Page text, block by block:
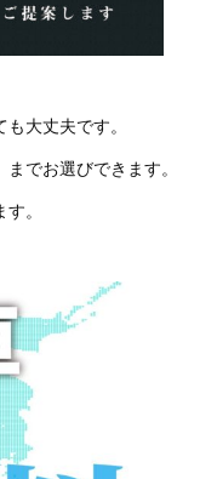
大丈夫です。
でお選びできます。
。